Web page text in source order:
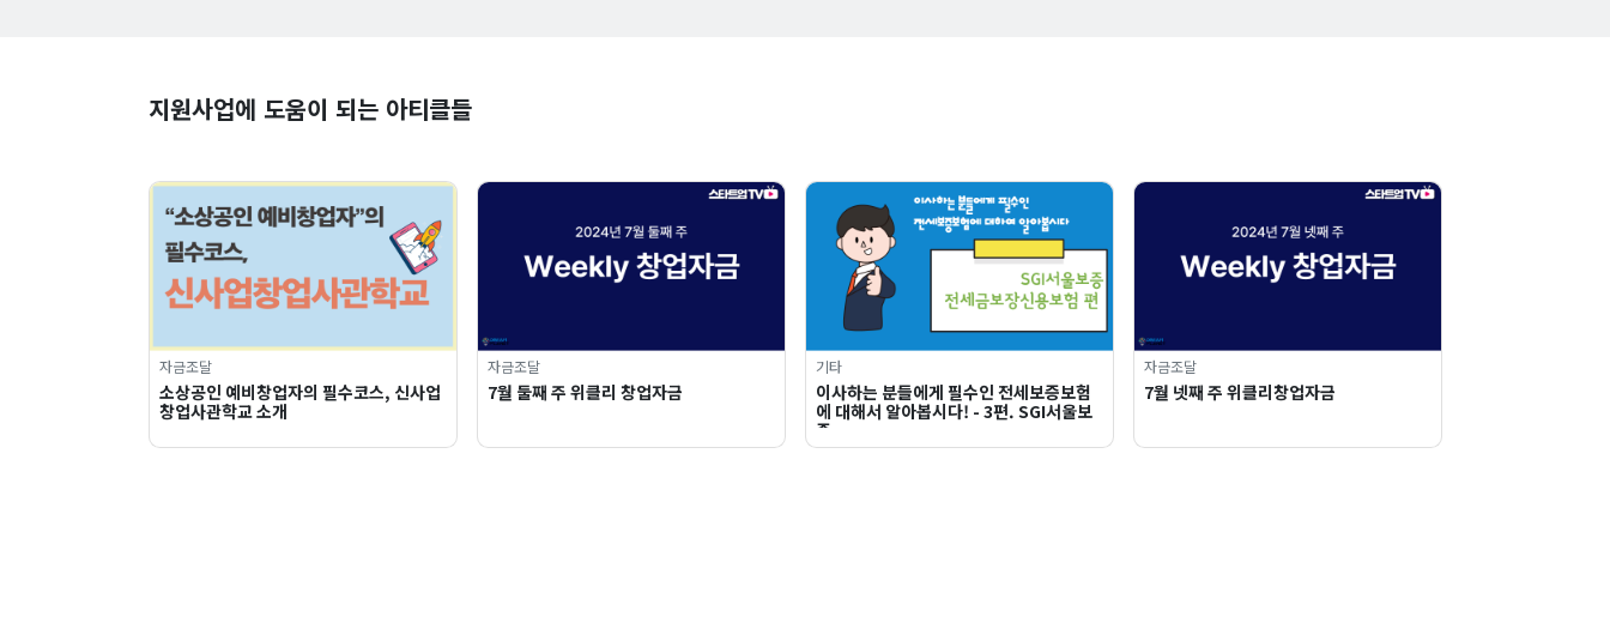
지원사업에 도움이 되는 아티클들
자금조달
소상공인 예비창업자의 필수코스, 신사업
창업사관학교 소개
자금조달
7월 둘째 주 위클리 창업자금
기타
이사하는 분들에게 필수인 전세보증보험
에 대해서 알아봅시다! - 3편. SGI서울보
증
자금조달
7월 넷째 주 위클리창업자금